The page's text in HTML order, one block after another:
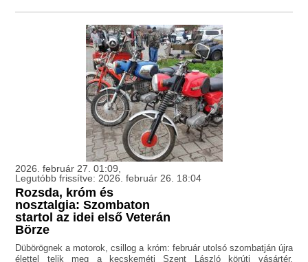
2026. február 27. 01:09,
Legutóbb frissítve: 2026. február 26. 18:04
Rozsda, króm és
nosztalgia: Szombaton
startol az idei első Veterán
Börze
Dübörögnek a motorok, csillog a króm: február utolsó szombatján újra
élettel telik meg a kecskeméti Szent László körúti vásártér.